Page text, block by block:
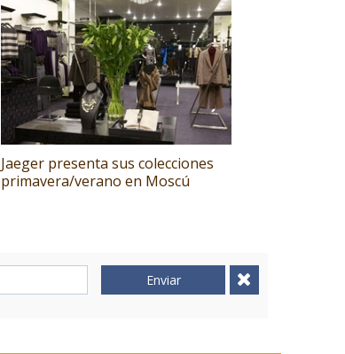
Jaeger presenta sus colecciones
primavera/verano en Moscú
Enviar